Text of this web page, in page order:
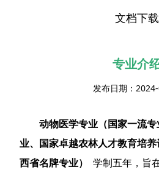
文档下载
专业介
发布日期：
动物医学专业（国家一流
业、国家卓越农林人才教育培
西省名牌专业）
学制五年，旨